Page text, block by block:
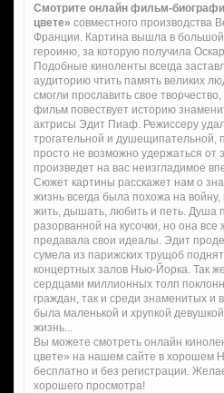
Смотрите онлайн фильм-
цвете» совместного производства
Франции. Картина вышла в большой
героиню, за которую получила
Подобные киноленты всегда
аудиторию чтить память великих
смогли прославить свое
фильм повествует историю
актрисы Эдит Пиаф. Режиссеру
трогательной и душещипательной,
просто не возможно удержаться
произведет на вас неизгладимое
Сюжет картины расскажет нам о
жизнь всегда была похожа на
жить, дышать, любить и петь. Душа
разорванной на кусочки, но она все
предавала свои идеалы. Эдит
сумела из парижских трущоб
концертных залов Нью-Йорка. Так
сердцами миллионных толп
граждан, так и среди знаменитых
была маленькой и хрупкой
жизнь...
Вы можете смотреть онлайн
цвете» на нашем сайте в хорошем
бесплатно и без регистрации.
хорошего просмотра!